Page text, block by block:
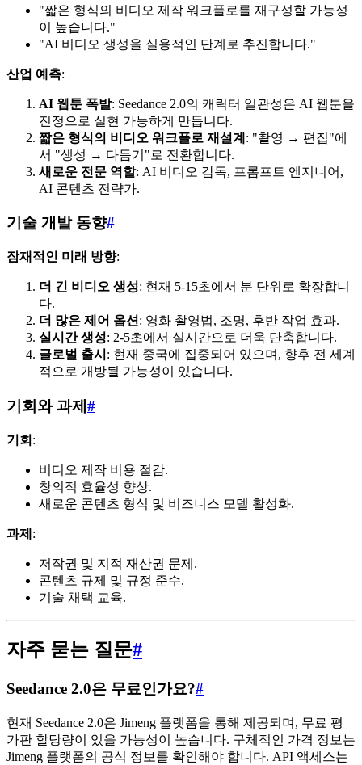
"짧은 형식의 비디오 제작 워크플로를 재구성할 가능성
이 높습니다."
"AI 비디오 생성을 실용적인 단계로 추진합니다."
산업 예측:
AI 웹툰 폭발: Seedance 2.0의 캐릭터 일관성은 AI 웹툰을
진정으로 실현 가능하게 만듭니다.
짧은 형식의 비디오 워크플로 재설계 : "촬영 → 편집"에
서 "생성 → 다듬기"로 전환합니다.
새로운 전문 역할: AI 비디오 감독, 프롬프트 엔지니어,
AI 콘텐츠 전략가.
기술 개발 동향#
잠재적인 미래 방향:
더 긴 비디오 생성: 현재 5-15초에서 분 단위로 확장합니
다.
더 많은 제어 옵션 : 영화 촬영법, 조명, 후반 작업 효과.
실시간 생성: 2-5초에서 실시간으로 더욱 단축합니다.
글로벌 출시 : 현재 중국에 집중되어 있으며, 향후 전 세계
적으로 개방될 가능성이 있습니다.
기회와 과제 #
기회 :
비디오 제작 비용 절감.
창의적 효율성 향상.
새로운 콘텐츠 형식 및 비즈니스 모델 활성화.
과제 :
저작권 및 지적 재산권 문제.
콘텐츠 규제 및 규정 준수.
기술 채택 교육.
자주 묻는 질문#
Seedance 2.0은 무료인가요?#
현재 Seedance 2.0은 Jimeng 플랫폼을 통해 제공되며, 무료 평
가판 할당량이 있을 가능성이 높습니다. 구체적인 가격 정보는
Jimeng 플랫폼의 공식 정보를 확인해야 합니다. API 액세스는